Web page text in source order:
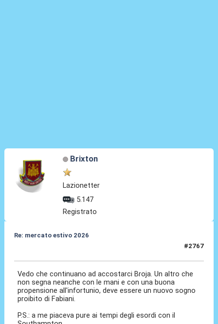
Brixton
Lazionetter
5.147
Registrato
Re: mercato estivo 2026
#2767
Vedo che continuano ad accostarci Broja. Un altro che
non segna neanche con le mani e con una buona
propensione all'infortunio, deve essere un nuovo sogno
proibito di Fabiani.
P.S.: a me piaceva pure ai tempi degli esordi con il